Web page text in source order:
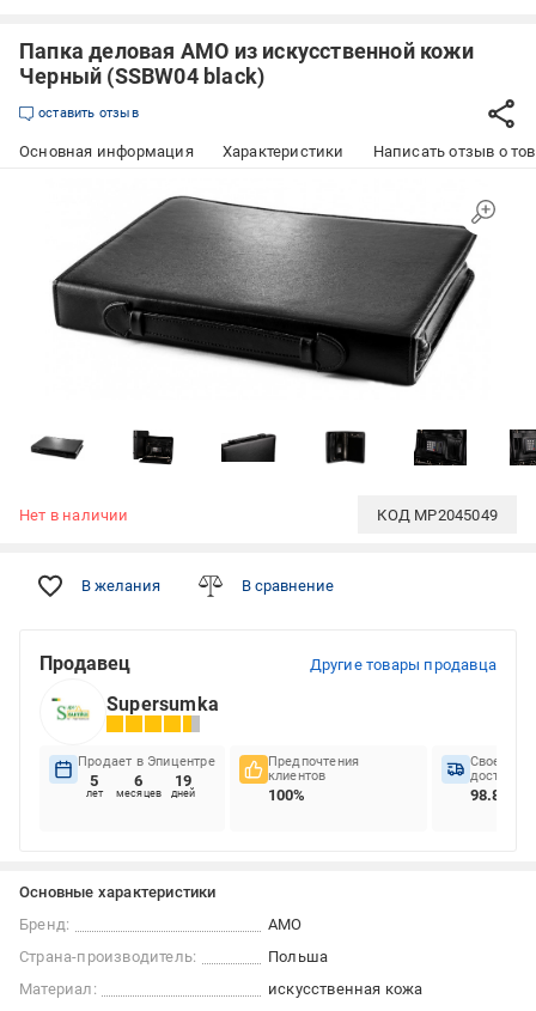
Папка деловая AMO из искусственной кожи
Черный (SSBW04 black)
оставить отзыв
Основная информация Характеристики Написать отзыв о
Нет в наличии КОД MP2045049
В желания В сравнение
Продавец Другие товары продавца
Supersumka
Продает в Эпицентре
5
лет
6
месяцев
19
дней
Предпочтения
клиентов
100%
доставок
98.84%
Основные характеристики
Бренд:
AMO
Страна-производитель:
Польша
Материал:
искусственная кожа